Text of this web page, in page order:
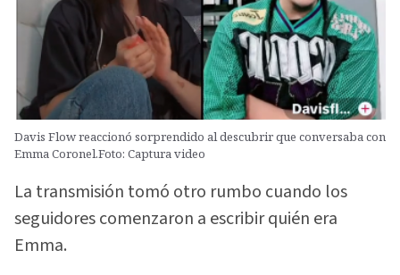
Davis Flow reaccionó sorprendido al descubrir que conversaba con
Emma Coronel.Foto: Captura video
La transmisión tomó otro rumbo cuando los
seguidores comenzaron a escribir quién era
Emma.